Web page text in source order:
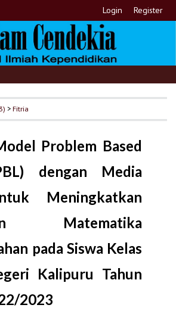
Login Register
>Fitria
Problem Based
dengan Media
Meningkatkan
Matematika
pada Siswa Kelas
Kalipuru Tahun
2023